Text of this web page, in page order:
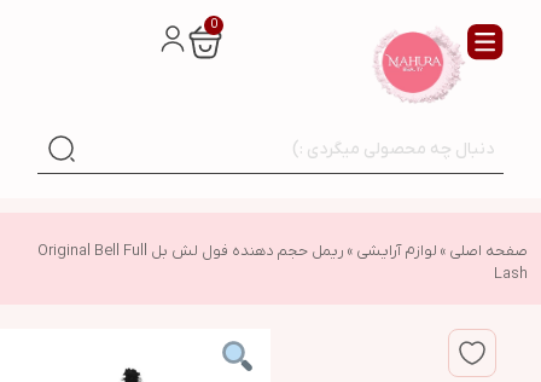
0
صفحه اصلی » لوازم آرایشی »
ریمل حجم دهنده فول لش بل Original Bell Full
Lash